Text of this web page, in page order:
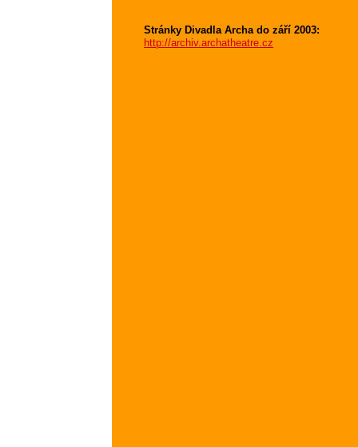
Stránky Divadla Archa do září 2003:
http://archiv.archatheatre.cz